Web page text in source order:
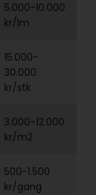
5.000-10.000
kr/lm
15.000-
30.000
kr/stk
3.000-12.000
kr/m2
500-1.500
kr/gang